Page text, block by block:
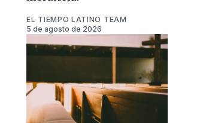
EL TIEMPO LATINO TEAM
5 de agosto de 2026